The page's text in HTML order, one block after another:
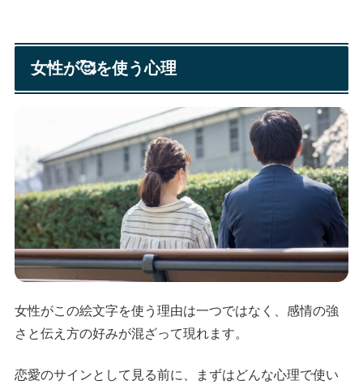
女性が🥰を使う心理
女性がこの絵文字を使う理由は一つではなく、感情の強
さと伝え方の好みが混ざって現れます。
恋愛のサインとして見る前に、まずはどんな心理で使い